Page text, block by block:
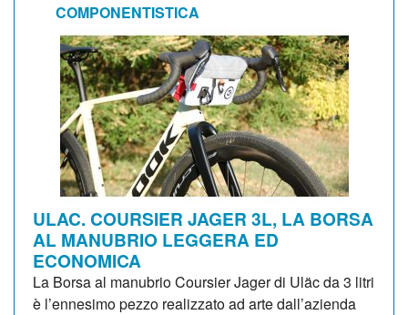
COMPONENTISTICA
ULAC. COURSIER JAGER 3L, LA BORSA
AL MANUBRIO LEGGERA ED
ECONOMICA
La Borsa al manubrio Coursier Jager di Uläc da 3 litri
è l’ennesimo pezzo realizzato ad arte dall’azienda